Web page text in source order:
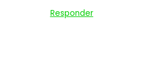
Responder